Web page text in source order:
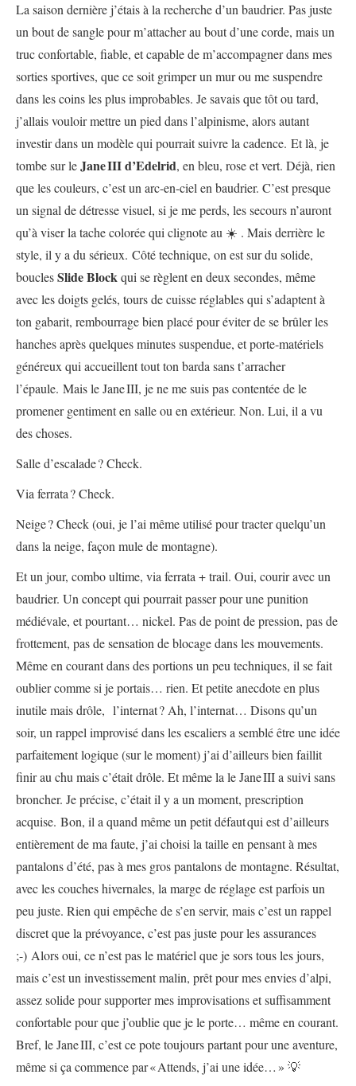
La saison dernière j’étais à la recherche d’un baudrier. Pas juste
un bout de sangle pour m’attacher au bout d’une corde, mais un
truc confortable, fiable, et capable de m’accompagner dans mes
sorties sportives, que ce soit grimper un mur ou me suspendre
dans les coins les plus improbables. Je savais que tôt ou tard,
j’allais vouloir mettre un pied dans l’alpinisme, alors autant
investir dans un modèle qui pourrait suivre la cadence. Et là, je
tombe sur leJane III d’Edelrid, en bleu, rose et vert. Déjà, rien
que les couleurs, c’est un arc-en-ciel en baudrier. C’est presque
un signal de détresse visuel, si je me perds, les secours n’auront
qu’à viser la tache colorée qui clignote au ☀️ . Mais derrière le
style, il y a du sérieux. Côté technique, on est sur du solide,
bouclesSlide Blockqui se règlent en deux secondes, même
avec les doigts gelés, tours de cuisse réglables qui s’adaptent à
ton gabarit, rembourrage bien placé pour éviter de se brûler les
hanches après quelques minutes suspendue, et porte-matériels
généreux qui accueillent tout ton barda sans t’arracher
l’épaule. Mais le Jane III, je ne me suis pas contentée de le
promener gentiment en salle ou en extérieur. Non. Lui, il a vu
des choses.
Salle d’escalade ? Check.
Via ferrata ? Check.
Neige ? Check (oui, je l’ai même utilisé pour tracter quelqu’un
dans la neige, façon mule de montagne).
Et un jour, combo ultime, via ferrata + trail. Oui, courir avec un
baudrier. Un concept qui pourrait passer pour une punition
médiévale, et pourtant… nickel. Pas de point de pression, pas de
frottement, pas de sensation de blocage dans les mouvements.
Même en courant dans des portions un peu techniques, il se fait
oublier comme si je portais… rien. Et petite anecdote en plus
inutile mais drôle, l’internat ? Ah, l’internat… Disons qu’un
soir, un rappel improvisé dans les escaliers a semblé être une idée
parfaitement logique (sur le moment) j’ai d’ailleurs bien faillit
finir au chu mais c’était drôle. Et même la le Jane III a suivi sans
broncher. Je précise, c’était il y a un moment, prescription
acquise. Bon, il a quand même un petit défaut qui est d’ailleurs
entièrement de ma faute, j’ai choisi la taille en pensant à mes
pantalons d’été, pas à mes gros pantalons de montagne. Résultat,
avec les couches hivernales, la marge de réglage est parfois un
peu juste. Rien qui empêche de s’en servir, mais c’est un rappel
discret que la prévoyance, c’est pas juste pour les assurances
;-) Alors oui, ce n’est pas le matériel que je sors tous les jours,
mais c’est un investissement malin, prêt pour mes envies d’alpi,
assez solide pour supporter mes improvisations et suffisamment
confortable pour que j’oublie que je le porte… même en courant.
Bref, le Jane III, c’est ce pote toujours partant pour une aventure,
même si ça commence par « Attends, j’ai une idée… » 💡